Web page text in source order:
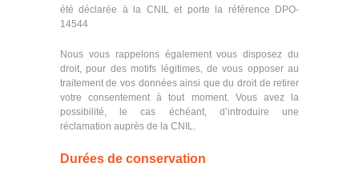
été déclarée à la CNIL et porte la référence DPO-
14544
Nous vous rappelons également vous disposez du
droit, pour des motifs légitimes, de vous opposer au
traitement de vos données ainsi que du droit de retirer
votre consentement à tout moment. Vous avez la
possibilité, le cas échéant, d’introduire une
réclamation auprès de la CNIL.
Durées de conservation